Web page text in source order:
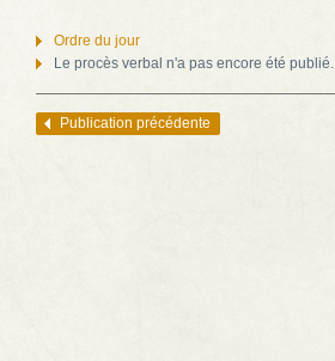
Ordre du jour
Le procès verbal n'a pas encore été publié.
Navigation des articles
Publication précédente